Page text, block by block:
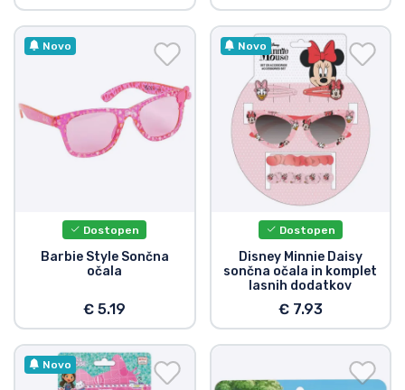
Novo
Dostopen
Barbie Style Sončna
očala
€ 5.19
Novo
Dostopen
Disney Minnie Daisy
sončna očala in komplet
lasnih dodatkov
€ 7.93
Novo
Risani izdelki
Anime izdelki
Gamer izdelki
Glasbene izdelki
Vrste izdelkov
Blagovne znamke